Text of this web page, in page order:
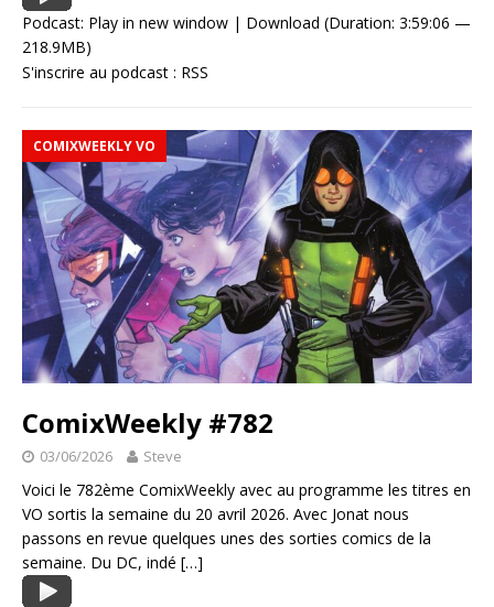
Podcast: Play in new window | Download (Duration: 3:59:06 —
218.9MB)
S'inscrire au podcast : RSS
COMIXWEEKLY VO
ComixWeekly #782
03/06/2026 Steve
Voici le 782ème ComixWeekly avec au programme les titres en
VO sortis la semaine du 20 avril 2026. Avec Jonat nous
passons en revue quelques unes des sorties comics de la
semaine. Du DC, indé […]